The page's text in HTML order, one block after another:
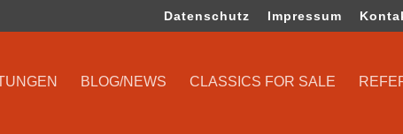
Datenschutz Impressum
BLOG/NEWS CLASSICS FOR SALE